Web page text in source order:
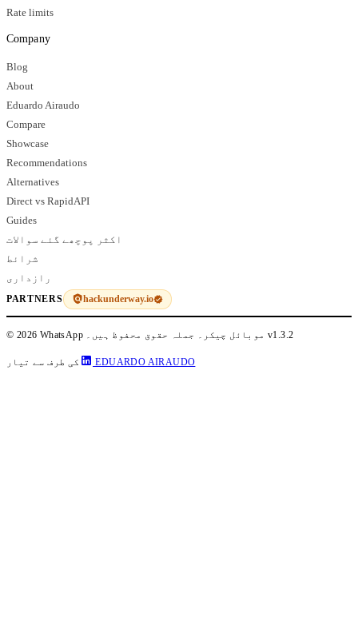
Rate limits
Company
Blog
About
Eduardo Airaudo
Compare
Showcase
Recommendations
Alternatives
Direct vs RapidAPI
Guides
اکثر پوچھے گئے سوالات
شرائط
رازداری
PARTNERS hackunderway.io
© 2026 WhatsApp موبائل چیکر۔ جملہ حقوق محفوظ ہیں۔v1.3.2
کی طرف سے تیار EDUARDO AIRAUDO